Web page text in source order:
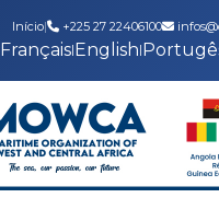
Início| +225 27 22406100
Français|English|